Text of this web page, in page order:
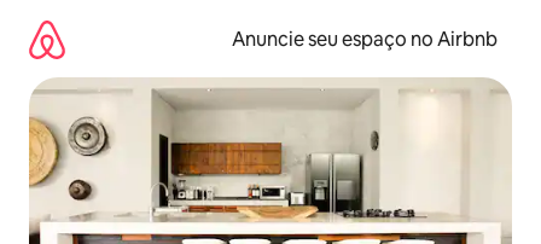
para
conteúdo
Anuncie seu espaço no Airbnb